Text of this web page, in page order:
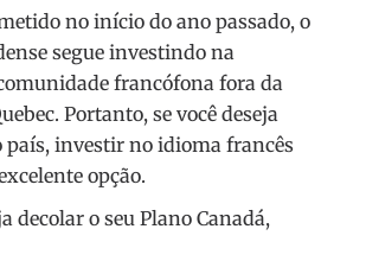
no início do ano passado, o
segue investindo na
francófona fora da
Portanto, se você deseja
investir no idioma francês
opção.
decolar o seu Plano Canadá,